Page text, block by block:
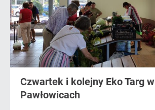
Czwartek i kolejny Eko Targ w
Pawłowicach